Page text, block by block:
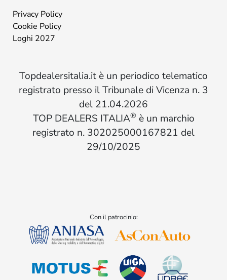
Privacy Policy
Cookie Policy
Loghi 2027
Topdealersitalia.it è un periodico telematico
registrato presso il Tribunale di Vicenza n. 3
del 21.04.2026
TOP DEALERS ITALIA® è un marchio
registrato n. 302025000167821 del
29/10/2025
Con il patrocinio: